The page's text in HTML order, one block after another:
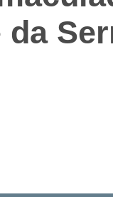
da